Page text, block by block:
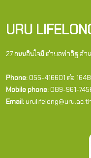
URU
27 ถนนอินใจมี ตำบลท่าอิฐ อำ
Phone:055-416601 ต่อ
Mobile phone:089-961-
Email:urulifelong@uru.ac.th